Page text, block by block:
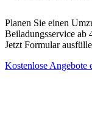
Planen Sie einen
Beiladungsservice ab
Jetzt Formular
Kostenlose Angebote